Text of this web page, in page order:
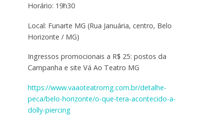
Horário: 19h30
Local: Funarte MG (Rua Januária, centro, Belo
Horizonte / MG)
Ingressos promocionais a R$ 25: postos da
Campanha e site Vá Ao Teatro MG
https://www.vaaoteatromg.com.br/detalhe-
peca/belo-horizonte/o-que-tera-acontecido-a-
dolly-piercing